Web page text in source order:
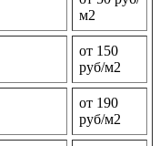
м2
от 150
руб/м2
от 190
руб/м2